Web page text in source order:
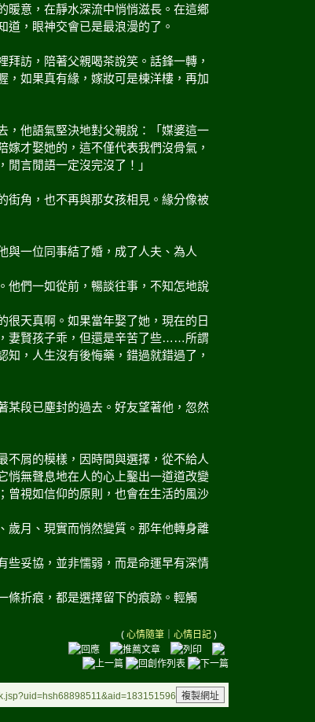
暖意，在靜水深流中悄悄滋長。在這鄉
道，眼神交會已是最浪漫的了。
訪，陪著父親喝茶說笑。話鋒一轉，
，如果真有緣，嫁妝可是棟洋樓，再加
，他語氣堅決地對父親說：「媒婆這一
才娶她的，這不僅代表我們沒骨氣，
言閒語一定沒完沒了！」
街角，也不再與那女孩相見。緣分像被
與一位同事結了婚，成了人夫、為人
他們一如從前，暢談往事，不知怎地說
很天真啊。如果當年娶了她，現在的日
妻賢孩子乖，但還是辛苦了些……所謂
，人生沒有後悔藥，錯過就錯過了，
某段已塵封的過去。好友望著他，忽然
不屑的模樣，因時間與選擇，從不給人
悄無聲息地在人的心上鑿出一道道改變
曾視如信仰的原則，也會在生活的風沙
歲月、現實而悄然變質。那年他轉身離
些妥協，並非懦弱，而是命運早有深情
條折痕，都是選擇留下的痕跡。輕觸
( 心情隨筆 心情日記 )